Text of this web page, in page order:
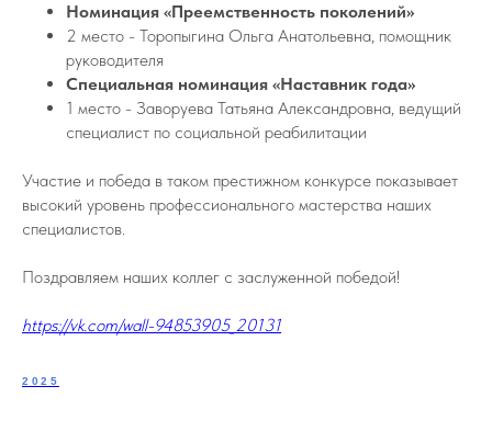
Номинация «Преемственность поколений»
2 место - Торопыгина Ольга Анатольевна, помощник
руководителя
Специальная номинация «Наставник года»
1 место - Заворуева Татьяна Александровна, ведущий
специалист по социальной реабилитации
Участие и победа в таком престижном конкурсе показывает
высокий уровень профессионального мастерства наших
специалистов.
Поздравляем наших коллег с заслуженной победой!
https://vk.com/wall-94853905_20131
2025